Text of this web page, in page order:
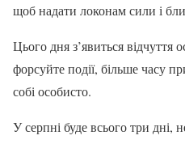
щоб надати локонам сили і
Цього дня з’явиться відчуття
форсуйте події, більше часу
собі особисто.
У серпні буде всього три дні,